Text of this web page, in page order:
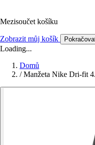
Mezisoučet košíku
Zobrazit můj košík
Loading...
Domů
/ Manžeta Nike Dri-fit